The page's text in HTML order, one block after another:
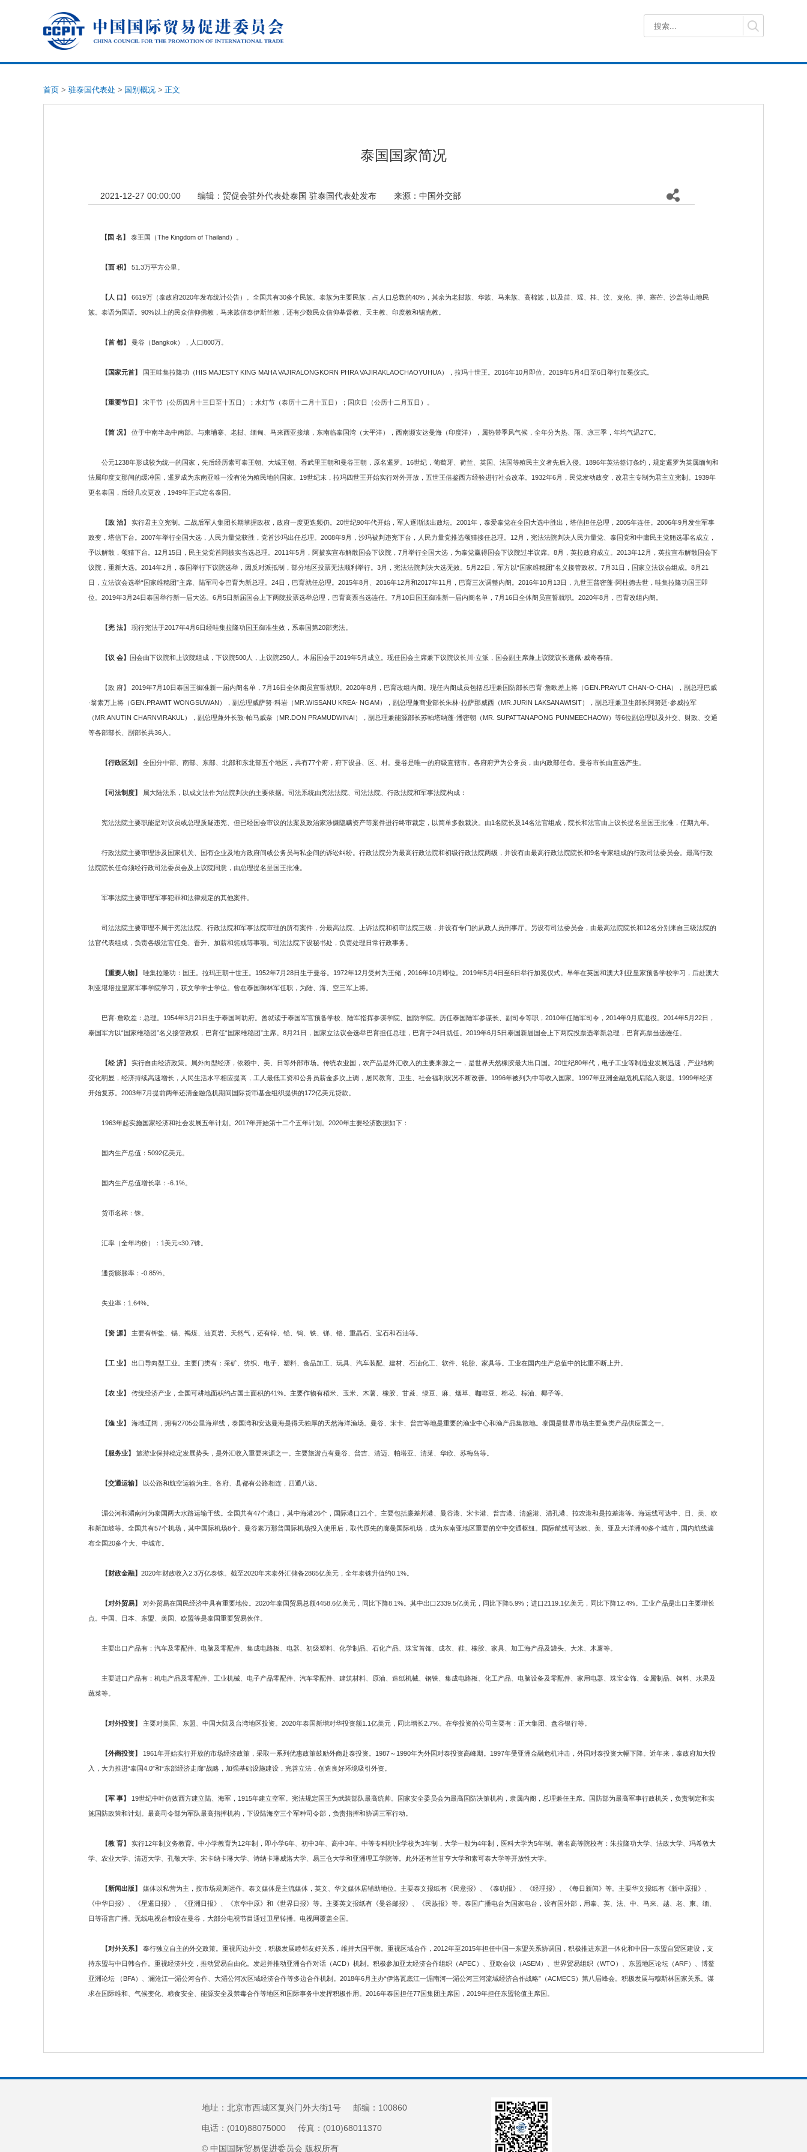
首页 > 驻泰国代表处 > 国别概况 > 正文
泰国国家简况
2021-12-27 00:00:00 编辑： 贸促会驻外代表处泰国 驻泰国代表处发布 来源： 中国外交部
【国 名】 泰王国（The Kingdom of Thailand）。
【面 积】 51.3万平方公里。
【人 口】 6619万（泰政府2020年发布统计公告）。全国共有30多个民族。泰族为主要民族，占人口总数的40%，其余为老挝族、华族、马来族、高棉族，以及苗、瑶、桂、汶、克伦、掸、塞芒、沙盖等山地民
族。泰语为国语。90%以上的民众信仰佛教，马来族信奉伊斯兰教，还有少数民众信仰基督教、天主教、印度教和锡克教。
【首 都】 曼谷（Bangkok），人口800万。
【国家元首】 国王哇集拉隆功（HIS MAJESTY KING MAHA VAJIRALONGKORN PHRA VAJIRAKLAOCHAOYUHUA），拉玛十世王。2016年10月即位。2019年5月4日至6日举行加冕仪式。
【重要节日】 宋干节（公历四月十三日至十五日）；水灯节（泰历十二月十五日）；国庆日（公历十二月五日）。
【简 况】 位于中南半岛中南部。与柬埔寨、老挝、缅甸、马来西亚接壤，东南临泰国湾（太平洋），西南濒安达曼海（印度洋），属热带季风气候，全年分为热、雨、凉三季，年均气温27℃。
公元1238年形成较为统一的国家，先后经历素可泰王朝、大城王朝、吞武里王朝和曼谷王朝，原名暹罗。16世纪，葡萄牙、荷兰、英国、法国等殖民主义者先后入侵。1896年英法签订条约，规定暹罗为英属缅甸和
法属印度支那间的缓冲国，暹罗成为东南亚唯一没有沦为殖民地的国家。19世纪末，拉玛四世王开始实行对外开放，五世王借鉴西方经验进行社会改革。1932年6月，民党发动政变，改君主专制为君主立宪制。1939年
更名泰国，后经几次更改，1949年正式定名泰国。
【政 治】 实行君主立宪制。二战后军人集团长期掌握政权，政府一度更迭频仍。20世纪90年代开始，军人逐渐淡出政坛。2001年，泰爱泰党在全国大选中胜出，塔信担任总理，2005年连任。2006年9月发生军事
政变，塔信下台。2007年举行全国大选，人民力量党获胜，党首沙玛出任总理。2008年9月，沙玛被判违宪下台，人民力量党推选颂猜接任总理。12月，宪法法院判决人民力量党、泰国党和中庸民主党贿选罪名成立，
予以解散，颂猜下台。12月15日，民主党党首阿披实当选总理。2011年5月，阿披实宣布解散国会下议院，7月举行全国大选，为泰党赢得国会下议院过半议席。8月，英拉政府成立。2013年12月，英拉宣布解散国会下
议院，重新大选。2014年2月，泰国举行下议院选举，因反对派抵制，部分地区投票无法顺利举行。3月，宪法法院判决大选无效。5月22日，军方以“国家维稳团”名义接管政权。7月31日，国家立法议会组成。8月21
日，立法议会选举“国家维稳团”主席、陆军司令巴育为新总理。24日，巴育就任总理。2015年8月、2016年12月和2017年11月，巴育三次调整内阁。2016年10月13日，九世王普密蓬·阿杜德去世，哇集拉隆功国王即
位。2019年3月24日泰国举行新一届大选。6月5日新届国会上下两院投票选举总理，巴育高票当选连任。7月10日国王御准新一届内阁名单，7月16日全体阁员宣誓就职。2020年8月，巴育改组内阁。
【宪 法】 现行宪法于2017年4月6日经哇集拉隆功国王御准生效，系泰国第20部宪法。
【议 会】 国会由下议院和上议院组成，下议院500人，上议院250人。本届国会于2019年5月成立。现任国会主席兼下议院议长川·立派，国会副主席兼上议院议长蓬佩·威奇春猜。
【政 府】 2019年7月10日泰国王御准新一届内阁名单，7月16日全体阁员宣誓就职。2020年8月，巴育改组内阁。现任内阁成员包括总理兼国防部长巴育·詹欧差上将（GEN.PRAYUT CHAN-O-CHA），副总理巴威
·翁素万上将（GEN.PRAWIT WONGSUWAN），副总理威萨努·科岩（MR.WISSANU KREA- NGAM），副总理兼商业部长朱林·拉萨那威西（MR.JURIN LAKSANAWISIT），副总理兼卫生部长阿努廷·参威拉军
（MR.ANUTIN CHARNVIRAKUL），副总理兼外长敦·帕马威奈（MR.DON PRAMUDWINAI），副总理兼能源部长苏帕塔纳蓬·潘密朝（MR. SUPATTANAPONG PUNMEECHAOW）等6位副总理以及外交、财政、交通
等各部部长、副部长共36人。
【行政区划】 全国分中部、南部、东部、北部和东北部五个地区，共有77个府，府下设县、区、村。曼谷是唯一的府级直辖市。各府府尹为公务员，由内政部任命。曼谷市长由直选产生。
【司法制度】 属大陆法系，以成文法作为法院判决的主要依据。司法系统由宪法法院、司法法院、行政法院和军事法院构成：
宪法法院主要职能是对议员或总理质疑违宪、但已经国会审议的法案及政治家涉嫌隐瞒资产等案件进行终审裁定，以简单多数裁决。由1名院长及14名法官组成，院长和法官由上议长提名呈国王批准，任期九年。
行政法院主要审理涉及国家机关、国有企业及地方政府间或公务员与私企间的诉讼纠纷。行政法院分为最高行政法院和初级行政法院两级，并设有由最高行政法院院长和9名专家组成的行政司法委员会。最高行政
法院院长任命须经行政司法委员会及上议院同意，由总理提名呈国王批准。
军事法院主要审理军事犯罪和法律规定的其他案件。
司法法院主要审理不属于宪法法院、行政法院和军事法院审理的所有案件，分最高法院、上诉法院和初审法院三级，并设有专门的从政人员刑事厅。另设有司法委员会，由最高法院院长和12名分别来自三级法院的
法官代表组成，负责各级法官任免、晋升、加薪和惩戒等事项。司法法院下设秘书处，负责处理日常行政事务。
【重要人物】 哇集拉隆功：国王。拉玛王朝十世王。1952年7月28日生于曼谷。1972年12月受封为王储，2016年10月即位。2019年5月4日至6日举行加冕仪式。早年在英国和澳大利亚皇家预备学校学习，后赴澳大
利亚堪培拉皇家军事学院学习，获文学学士学位。曾在泰国御林军任职，为陆、海、空三军上将。
巴育·詹欧差：总理。1954年3月21日生于泰国呵叻府。曾就读于泰国军官预备学校、陆军指挥参谋学院、国防学院。历任泰国陆军参谋长、副司令等职，2010年任陆军司令，2014年9月底退役。2014年5月22日，
泰国军方以“国家维稳团”名义接管政权，巴育任“国家维稳团”主席。8月21日，国家立法议会选举巴育担任总理，巴育于24日就任。2019年6月5日泰国新届国会上下两院投票选举新总理，巴育高票当选连任。
【经 济】 实行自由经济政策。属外向型经济，依赖中、美、日等外部市场。传统农业国，农产品是外汇收入的主要来源之一，是世界天然橡胶最大出口国。20世纪80年代，电子工业等制造业发展迅速，产业结构
变化明显，经济持续高速增长，人民生活水平相应提高，工人最低工资和公务员薪金多次上调，居民教育、卫生、社会福利状况不断改善。1996年被列为中等收入国家。1997年亚洲金融危机后陷入衰退。1999年经济
开始复苏。2003年7月提前两年还清金融危机期间国际货币基金组织提供的172亿美元贷款。
1963年起实施国家经济和社会发展五年计划。2017年开始第十二个五年计划。2020年主要经济数据如下：
国内生产总值：5092亿美元。
国内生产总值增长率：-6.1%。
货币名称：铢。
汇率（全年均价）：1美元≈30.7铢。
通货膨胀率：-0.85%。
失业率：1.64%。
【资 源】 主要有钾盐、锡、褐煤、油页岩、天然气，还有锌、铅、钨、铁、锑、铬、重晶石、宝石和石油等。
【工 业】 出口导向型工业。主要门类有：采矿、纺织、电子、塑料、食品加工、玩具、汽车装配、建材、石油化工、软件、轮胎、家具等。工业在国内生产总值中的比重不断上升。
【农 业】 传统经济产业，全国可耕地面积约占国土面积的41%。主要作物有稻米、玉米、木薯、橡胶、甘蔗、绿豆、麻、烟草、咖啡豆、棉花、棕油、椰子等。
【渔 业】 海域辽阔，拥有2705公里海岸线，泰国湾和安达曼海是得天独厚的天然海洋渔场。曼谷、宋卡、普吉等地是重要的渔业中心和渔产品集散地。泰国是世界市场主要鱼类产品供应国之一。
【服务业】 旅游业保持稳定发展势头，是外汇收入重要来源之一。主要旅游点有曼谷、普吉、清迈、帕塔亚、清莱、华欣、苏梅岛等。
【交通运输】 以公路和航空运输为主。各府、县都有公路相连，四通八达。
湄公河和湄南河为泰国两大水路运输干线。全国共有47个港口，其中海港26个，国际港口21个。主要包括廉差邦港、曼谷港、宋卡港、普吉港、清盛港、清孔港、拉农港和是拉差港等。海运线可达中、日、美、欧
和新加坡等。全国共有57个机场，其中国际机场8个。曼谷素万那普国际机场投入使用后，取代原先的廊曼国际机场，成为东南亚地区重要的空中交通枢纽。国际航线可达欧、美、亚及大洋洲40多个城市，国内航线遍
布全国20多个大、中城市。
【财政金融】 2020年财政收入2.3万亿泰铢。截至2020年末泰外汇储备2865亿美元，全年泰铢升值约0.1%。
【对外贸易】 对外贸易在国民经济中具有重要地位。2020年泰国贸易总额4458.6亿美元，同比下降8.1%。其中出口2339.5亿美元，同比下降5.9%；进口2119.1亿美元，同比下降12.4%。工业产品是出口主要增长
点。中国、日本、东盟、美国、欧盟等是泰国重要贸易伙伴。
主要出口产品有：汽车及零配件、电脑及零配件、集成电路板、电器、初级塑料、化学制品、石化产品、珠宝首饰、成衣、鞋、橡胶、家具、加工海产品及罐头、大米、木薯等。
主要进口产品有：机电产品及零配件、工业机械、电子产品零配件、汽车零配件、建筑材料、原油、造纸机械、钢铁、集成电路板、化工产品、电脑设备及零配件、家用电器、珠宝金饰、金属制品、饲料、水果及
蔬菜等。
【对外投资】 主要对美国、东盟、中国大陆及台湾地区投资。2020年泰国新增对华投资额1.1亿美元，同比增长2.7%。在华投资的公司主要有：正大集团、盘谷银行等。
【外商投资】 1961年开始实行开放的市场经济政策，采取一系列优惠政策鼓励外商赴泰投资。1987～1990年为外国对泰投资高峰期。1997年受亚洲金融危机冲击，外国对泰投资大幅下降。近年来，泰政府加大投
入，大力推进“泰国4.0”和“东部经济走廊”战略，加强基础设施建设，完善立法，创造良好环境吸引外资。
【军 事】 19世纪中叶仿效西方建立陆、海军，1915年建立空军。宪法规定国王为武装部队最高统帅。国家安全委员会为最高国防决策机构，隶属内阁，总理兼任主席。国防部为最高军事行政机关，负责制定和实
施国防政策和计划。最高司令部为军队最高指挥机构，下设陆海空三个军种司令部，负责指挥和协调三军行动。
【教 育】 实行12年制义务教育。中小学教育为12年制，即小学6年、初中3年、高中3年。中等专科职业学校为3年制，大学一般为4年制，医科大学为5年制。著名高等院校有：朱拉隆功大学、法政大学、玛希敦大
学、农业大学、清迈大学、孔敬大学、宋卡纳卡琳大学、诗纳卡琳威洛大学、易三仓大学和亚洲理工学院等。此外还有兰甘亨大学和素可泰大学等开放性大学。
【新闻出版】 媒体以私营为主，按市场规则运作。泰文媒体是主流媒体，英文、华文媒体居辅助地位。主要泰文报纸有《民意报》、《泰叻报》、《经理报》、《每日新闻》等。主要华文报纸有《新中原报》、
《中华日报》、《星暹日报》、《亚洲日报》、《京华中原》和《世界日报》等。主要英文报纸有《曼谷邮报》、《民族报》等。泰国广播电台为国家电台，设有国外部，用泰、英、法、中、马来、越、老、柬、缅、
日等语言广播。无线电视台都设在曼谷，大部分电视节目通过卫星转播。电视网覆盖全国。
【对外关系】 奉行独立自主的外交政策。重视周边外交，积极发展睦邻友好关系，维持大国平衡。重视区域合作，2012年至2015年担任中国—东盟关系协调国，积极推进东盟一体化和中国—东盟自贸区建设，支
持东盟与中日韩合作。重视经济外交，推动贸易自由化。发起并推动亚洲合作对话（ACD）机制。积极参加亚太经济合作组织（APEC）、亚欧会议（ASEM）、世界贸易组织（WTO）、东盟地区论坛（ARF）、博鳌
亚洲论坛 （BFA）、澜沧江—湄公河合作、大湄公河次区域经济合作等多边合作机制。2018年6月主办“伊洛瓦底江—湄南河—湄公河三河流域经济合作战略”（ACMECS）第八届峰会。积极发展与穆斯林国家关系。谋
求在国际维和、气候变化、粮食安全、能源安全及禁毒合作等地区和国际事务中发挥积极作用。2016年泰国担任77国集团主席国，2019年担任东盟轮值主席国。
地址：北京市西城区复兴门外大街1号 邮编：100860
电话：(010)88075000 传真：(010)68011370
© 中国国际贸易促进委员会 版权所有